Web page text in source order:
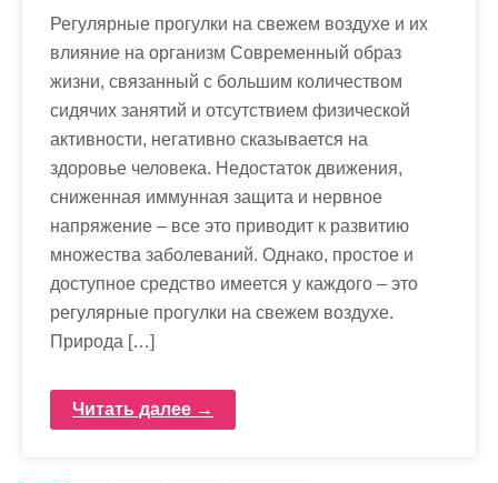
Регулярные прогулки на свежем воздухе и их
влияние на организм Современный образ
жизни, связанный с большим количеством
сидячих занятий и отсутствием физической
активности, негативно сказывается на
здоровье человека. Недостаток движения,
сниженная иммунная защита и нервное
напряжение – все это приводит к развитию
множества заболеваний. Однако, простое и
доступное средство имеется у каждого – это
регулярные прогулки на свежем воздухе.
Природа […]
Читать далее →